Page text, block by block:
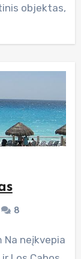
objektas,
8